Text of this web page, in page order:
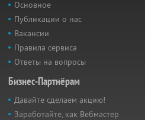
Основное
Публикации о нас
Вакансии
Правила сервиса
Ответы на вопросы
Бизнес-Партнёрам
Давайте сделаем акцию!
Заработайте, как Вебмастер